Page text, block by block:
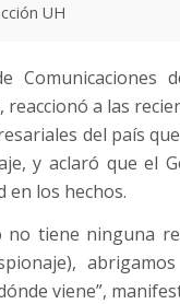
UH
Comunicaciones
reaccionó a las
del país
y aclaró que el
en los hechos.
no tiene ninguna
viene”,